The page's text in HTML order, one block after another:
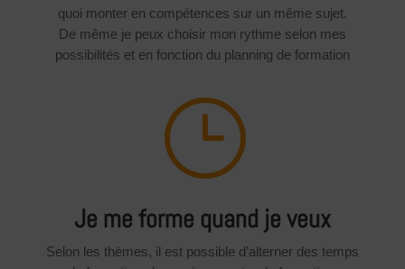
quoi monter en compétences sur un même sujet.
De même je peux choisir mon rythme selon mes
possibilités et en fonction du planning de formation
}
Je me forme quand je veux
Selon les thèmes, il est possible d’alterner des temps